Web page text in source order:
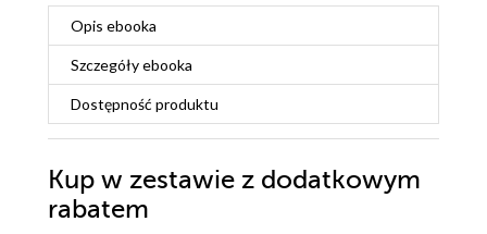
Opis ebooka
Szczegółyebooka
Dostępność produktu
Kup w zestawie z dodatkowym
rabatem